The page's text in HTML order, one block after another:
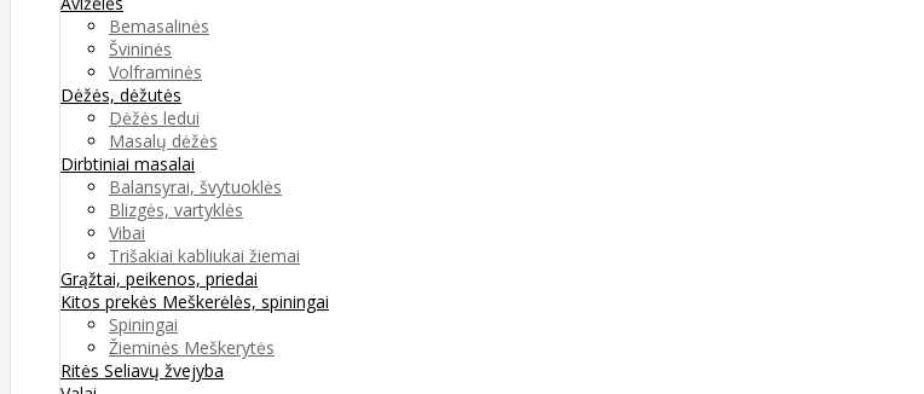
Bemasalinės
Švininės
Volframinės
Dėžės, dėžutės
Dėžės ledui
Masalų dėžės
Dirbtiniai masalai
Balansyrai, švytuoklės
Blizgės, vartyklės
Vibai
Trišakiai kabliukai žiemai
Grąžtai, peikenos, priedai
Kitos prekės Meškerėlės, spiningai
Spiningai
Žieminės Meškerytės
Ritės Seliavų žvejyba